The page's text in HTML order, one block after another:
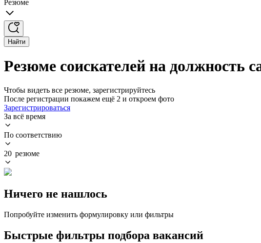
Резюме
Найти
Резюме соискателей на должность
Чтобы видеть все резюме, зарегистрируйтесь
После регистрации покажем ещё 2 и откроем фото
Зарегистрироваться
За всё время
По соответствию
20 резюме
Ничего не нашлось
Попробуйте изменить формулировку или фильтры
Быстрые фильтры подбора вакансий